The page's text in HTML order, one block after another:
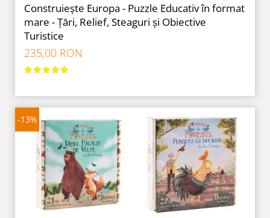
Construiește Europa - Puzzle Educativ în format
mare - Țări, Relief, Steaguri și Obiective
Turistice
235,00 RON
-13%